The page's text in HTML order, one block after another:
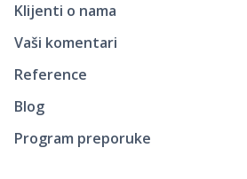
Klijenti o nama
Vaši komentari
Reference
Blog
Program preporuke